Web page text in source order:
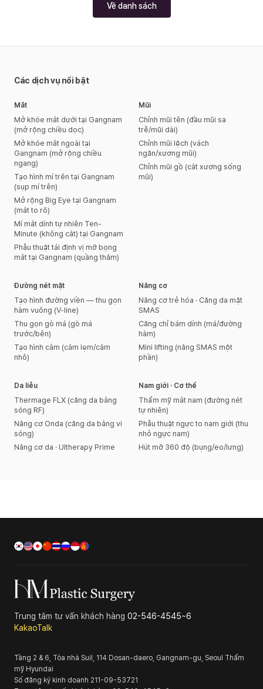
Về danh sách
Các dịch vụ nổi bật
Mắt
Mở khóe mắt dưới tại Gangnam
(mở rộng chiều dọc)
Mở khóe mắt ngoài tại
Gangnam (mở rộng chiều
ngang)
Tạo hình mí trên tại Gangnam
(sụp mí trên)
Mở rộng Big Eye tại Gangnam
(mắt to rõ)
Mí mắt dính tự nhiên Ten-
Minute (không cắt) tại Gangnam
Phẫu thuật tái định vị mỡ bọng
mắt tại Gangnam (quầng thâm)
Mũi
Chỉnh mũi tên (đầu mũi sa
trễ/mũi dài)
Chỉnh mũi lệch (vách
ngăn/xương mũi)
Chỉnh mũi gồ (cắt xương sống
mũi)
Đường nét mặt
Tạo hình đường viền — thu gọn
hàm vuông (V-line)
Thu gọn gò má (gò má
trước/bên)
Tạo hình cằm (cằm lẹm/cằm
nhô)
Nâng cơ
Nâng cơ trẻ hóa · Căng da mặt
SMAS
Căng chỉ bám dính (má/đường
hàm)
Mini lifting (nâng SMAS một
phần)
Da liễu
Thermage FLX (căng da bằng
sóng RF)
Nâng cơ Onda (căng da bằng vi
sóng)
Nâng cơ da · Ultherapy Prime
Nam giới · Cơ thể
Thẩm mỹ mắt nam (đường nét
tự nhiên)
Phẫu thuật ngực to nam giới (thu
nhỏ ngực nam)
Hút mỡ 360 độ (bụng/eo/lưng)
Trung tâm tư vấn khách hàng 02-546-4545~6
KakaoTalk
Tầng 2 & 6, Tòa nhà Suil, 114 Dosan-daero, Gangnam-gu, Seoul Thẩm
mỹ Hyundai
Số đăng ký kinh doanh 211-09-53721